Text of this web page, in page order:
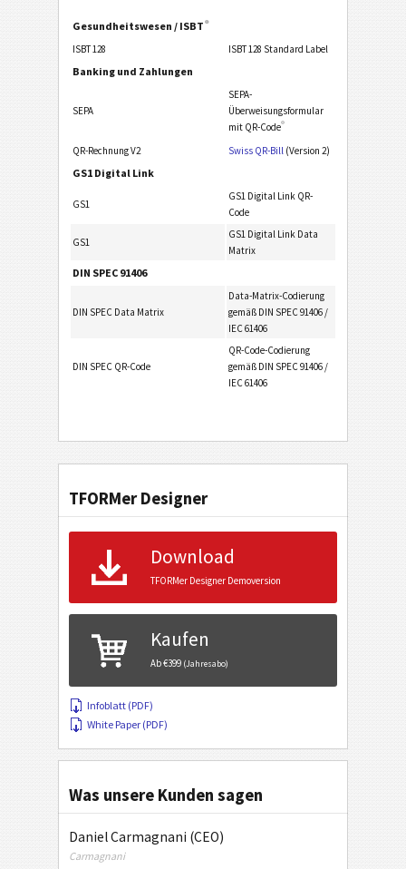
Gesundheitswesen / ISBT®
ISBT 128 ISBT 128 Standard Label
Banking und Zahlungen
SEPA
SEPA-
Überweisungsformular
mit QR-Code®
QR-Rechnung V2 Swiss QR-Bill (Version 2)
GS1 Digital Link
GS1
GS1 Digital Link QR-
Code
GS1
GS1 Digital Link Data
Matrix
DIN SPEC 91406
DIN SPEC Data Matrix
Data-Matrix-Codierung
gemäß DIN SPEC 91406 /
IEC 61406
DIN SPEC QR-Code
QR-Code-Codierung
gemäß DIN SPEC 91406 /
IEC 61406
TFORMer Designer
Download
TFORMer Designer Demoversion
Kaufen
Ab €399 (Jahresabo)
Infoblatt (PDF)
White Paper (PDF)
Was unsere Kunden sagen
Daniel Carmagnani (CEO)
Carmagnani